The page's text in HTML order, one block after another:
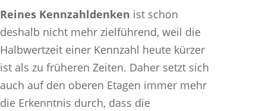
Reines Kennzahldenken ist schon
deshalb nicht mehr zielführend, weil die
Halbwertzeit einer Kennzahl heute kürzer
ist als zu früheren Zeiten. Daher setzt sich
auch auf den oberen Etagen immer mehr
die Erkenntnis durch, dass die